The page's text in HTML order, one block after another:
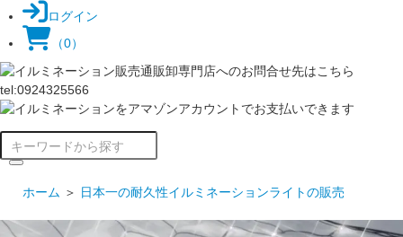
ログイン
（0）
ホーム ＞ 日本一の耐久性イルミネーションライトの販売